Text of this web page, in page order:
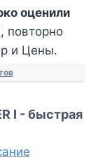
оценили
повторно
и Цены.
I - быстрая